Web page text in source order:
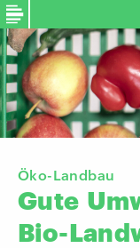
Öko-Landbau
Gute
Bio-